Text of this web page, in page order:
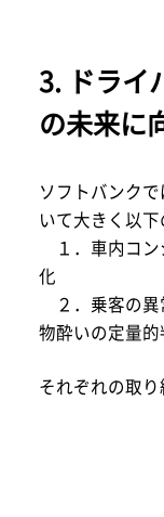
3. ドライ
の未来に
ソフトバンク
いて大きく以
１．車内コン
化
２．乗客の異
物酔いの定量的
それぞれの取り